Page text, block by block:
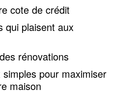
cote de crédit
qui plaisent aux
rénovations
pour maximiser
maison